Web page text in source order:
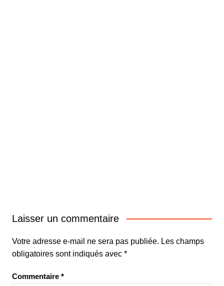
Laisser un commentaire
Votre adresse e-mail ne sera pas publiée. Les champs
obligatoires sont indiqués avec *
Commentaire *